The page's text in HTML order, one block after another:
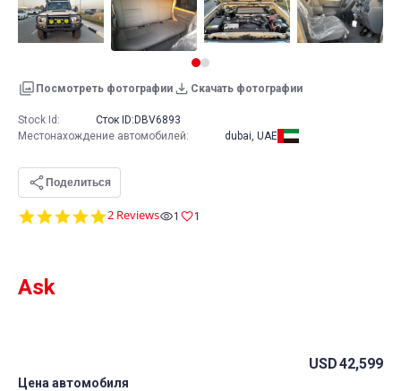
Посмотреть фотографии Скачать фотографии
5.0
2 Reviews 1 1
Ask
Цена автомобиля
USD42,599
Stock Id: Сток ID: DBV6893
Местонахождение автомобилей: dubai, UAE
Поделиться